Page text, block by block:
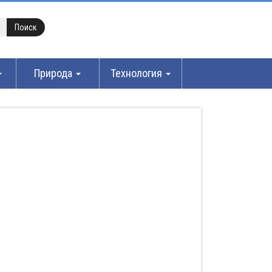
Природа Технология